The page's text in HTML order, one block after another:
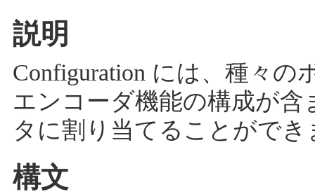
説明
Configuration には、種々
エンコーダ機能の構成が
タに割り当てることができ
構文